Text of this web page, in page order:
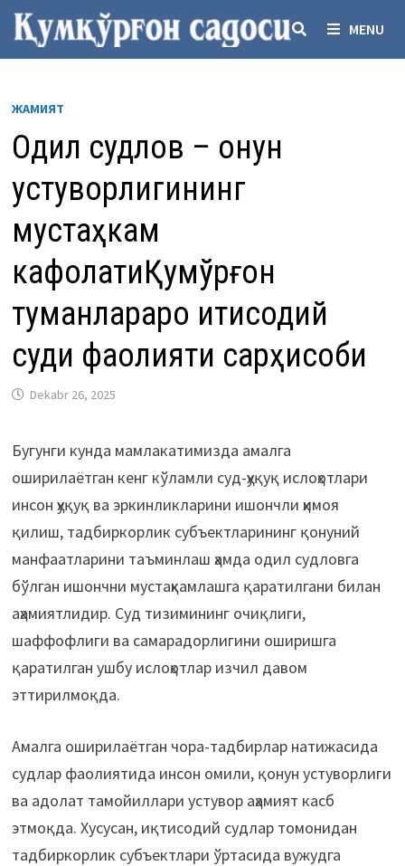
Skip
to
content
MENU
ЖАМИЯТ
Одил судлов – қонун
устуворлигининг
мустаҳкам
кафолатиҚумқўрғон
туманлараро иқтисодий
суди фаолияти сарҳисоби
Dekabr 26, 2025
Бугунги кунда мамлакатимизда амалга
оширилаётган кенг кўламли суд-ҳуқуқ ислоҳотлари
инсон ҳуқуқ ва эркинликларини ишончли ҳимоя
қилиш, тадбиркорлик субъектларининг қонуний
манфаатларини таъминлаш ҳамда одил судловга
бўлган ишончни мустаҳкамлашга қаратилгани билан
аҳамиятлидир. Суд тизимининг очиқлиги,
шаффофлиги ва самарадорлигини оширишга
қаратилган ушбу ислоҳотлар изчил давом
эттирилмоқда.
Амалга оширилаётган чора-тадбирлар натижасида
судлар фаолиятида инсон омили, қонун устуворлиги
ва адолат тамойиллари устувор аҳамият касб
этмоқда. Хусусан, иқтисодий судлар томонидан
тадбиркорлик субъектлари ўртасида вужудга